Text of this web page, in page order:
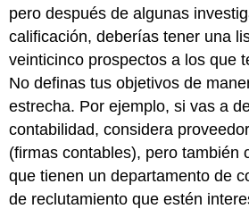
pero después de algunas
calificación, deberías tener una
veinticinco prospectos a los que
No definas tus objetivos de
estrecha. Por ejemplo, si vas a
contabilidad, considera
(firmas contables), pero también
que tienen un departamento de
de reclutamiento que estén